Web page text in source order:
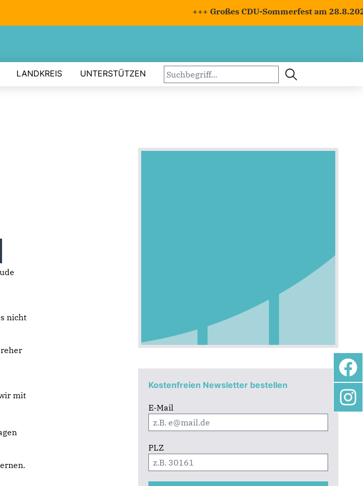
+++ Großes CDU-Sommerfest am
LANDKREIS UNTERSTÜTZEN
Kostenfreien Newsletter bestellen
E-Mail
PLZ
nicht
mit